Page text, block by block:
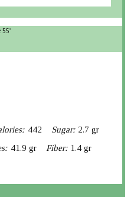
55'
442 Sugar: 2.7 gr
41.9 gr Fiber: 1.4 gr